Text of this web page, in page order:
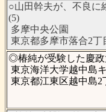
○山田幹夫が、不良に
(5)
多摩中央公園
東京都多摩市落合2丁
◎椿純が受験した慶政
東京海洋大学越中島
東京都江東区越中島2